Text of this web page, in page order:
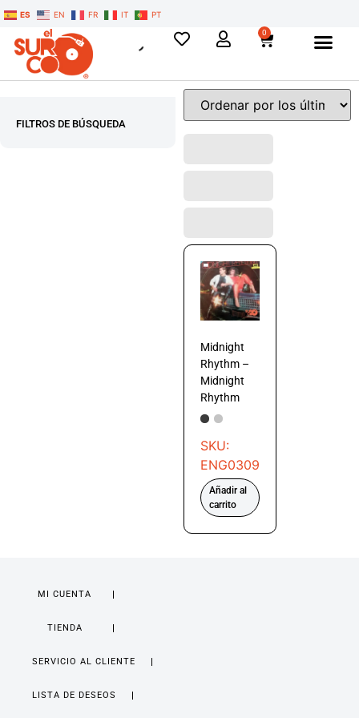
ES EN FR IT PT
0
FILTROS DE BÚSQUEDA
Midnight
Rhythm –
Midnight
Rhythm
SKU:
ENG0309
Añadir al
carrito
MI CUENTA
TIENDA
SERVICIO AL CLIENTE
LISTA DE DESEOS